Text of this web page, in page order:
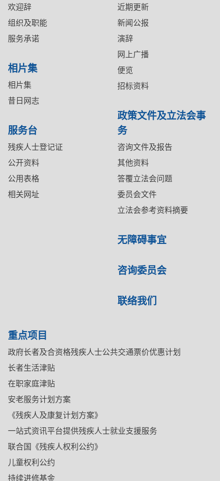
欢迎辞
组织及职能
服务承诺
相片集
相片集
昔日网志
服务台
残疾人士登记证
公开资料
公用表格
相关网址
近期更新
新闻公报
演辞
网上广播
便览
招标资料
政策文件及立法会事
务
咨询文件及报告
其他资料
答覆立法会问题
委员会文件
立法会参考资料摘要
无障碍事宜
咨询委员会
联络我们
重点项目
政府长者及合资格残疾人士公共交通票价优惠计划
长者生活津贴
在职家庭津贴
安老服务计划方案
《残疾人及康复计划方案》
一站式资讯平台提供残疾人士就业支援服务
联合国《残疾人权利公约》
儿童权利公约
持续进修基金